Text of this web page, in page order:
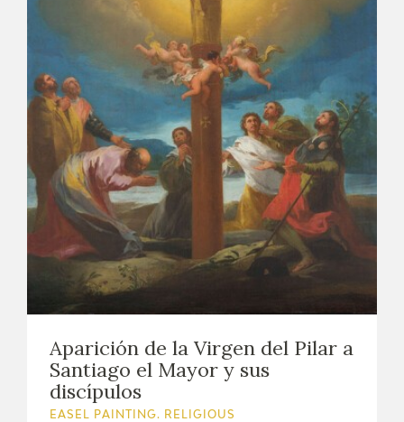
Aparición de la Virgen del Pilar a
Santiago el Mayor y sus
discípulos
EASEL PAINTING. RELIGIOUS